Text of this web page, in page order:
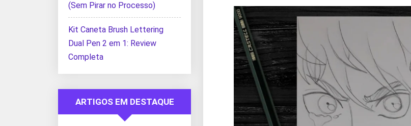
(Sem Pirar no Processo)
Kit Caneta Brush Lettering
Dual Pen 2 em 1: Review
Completa
ARTIGOS EM DESTAQUE